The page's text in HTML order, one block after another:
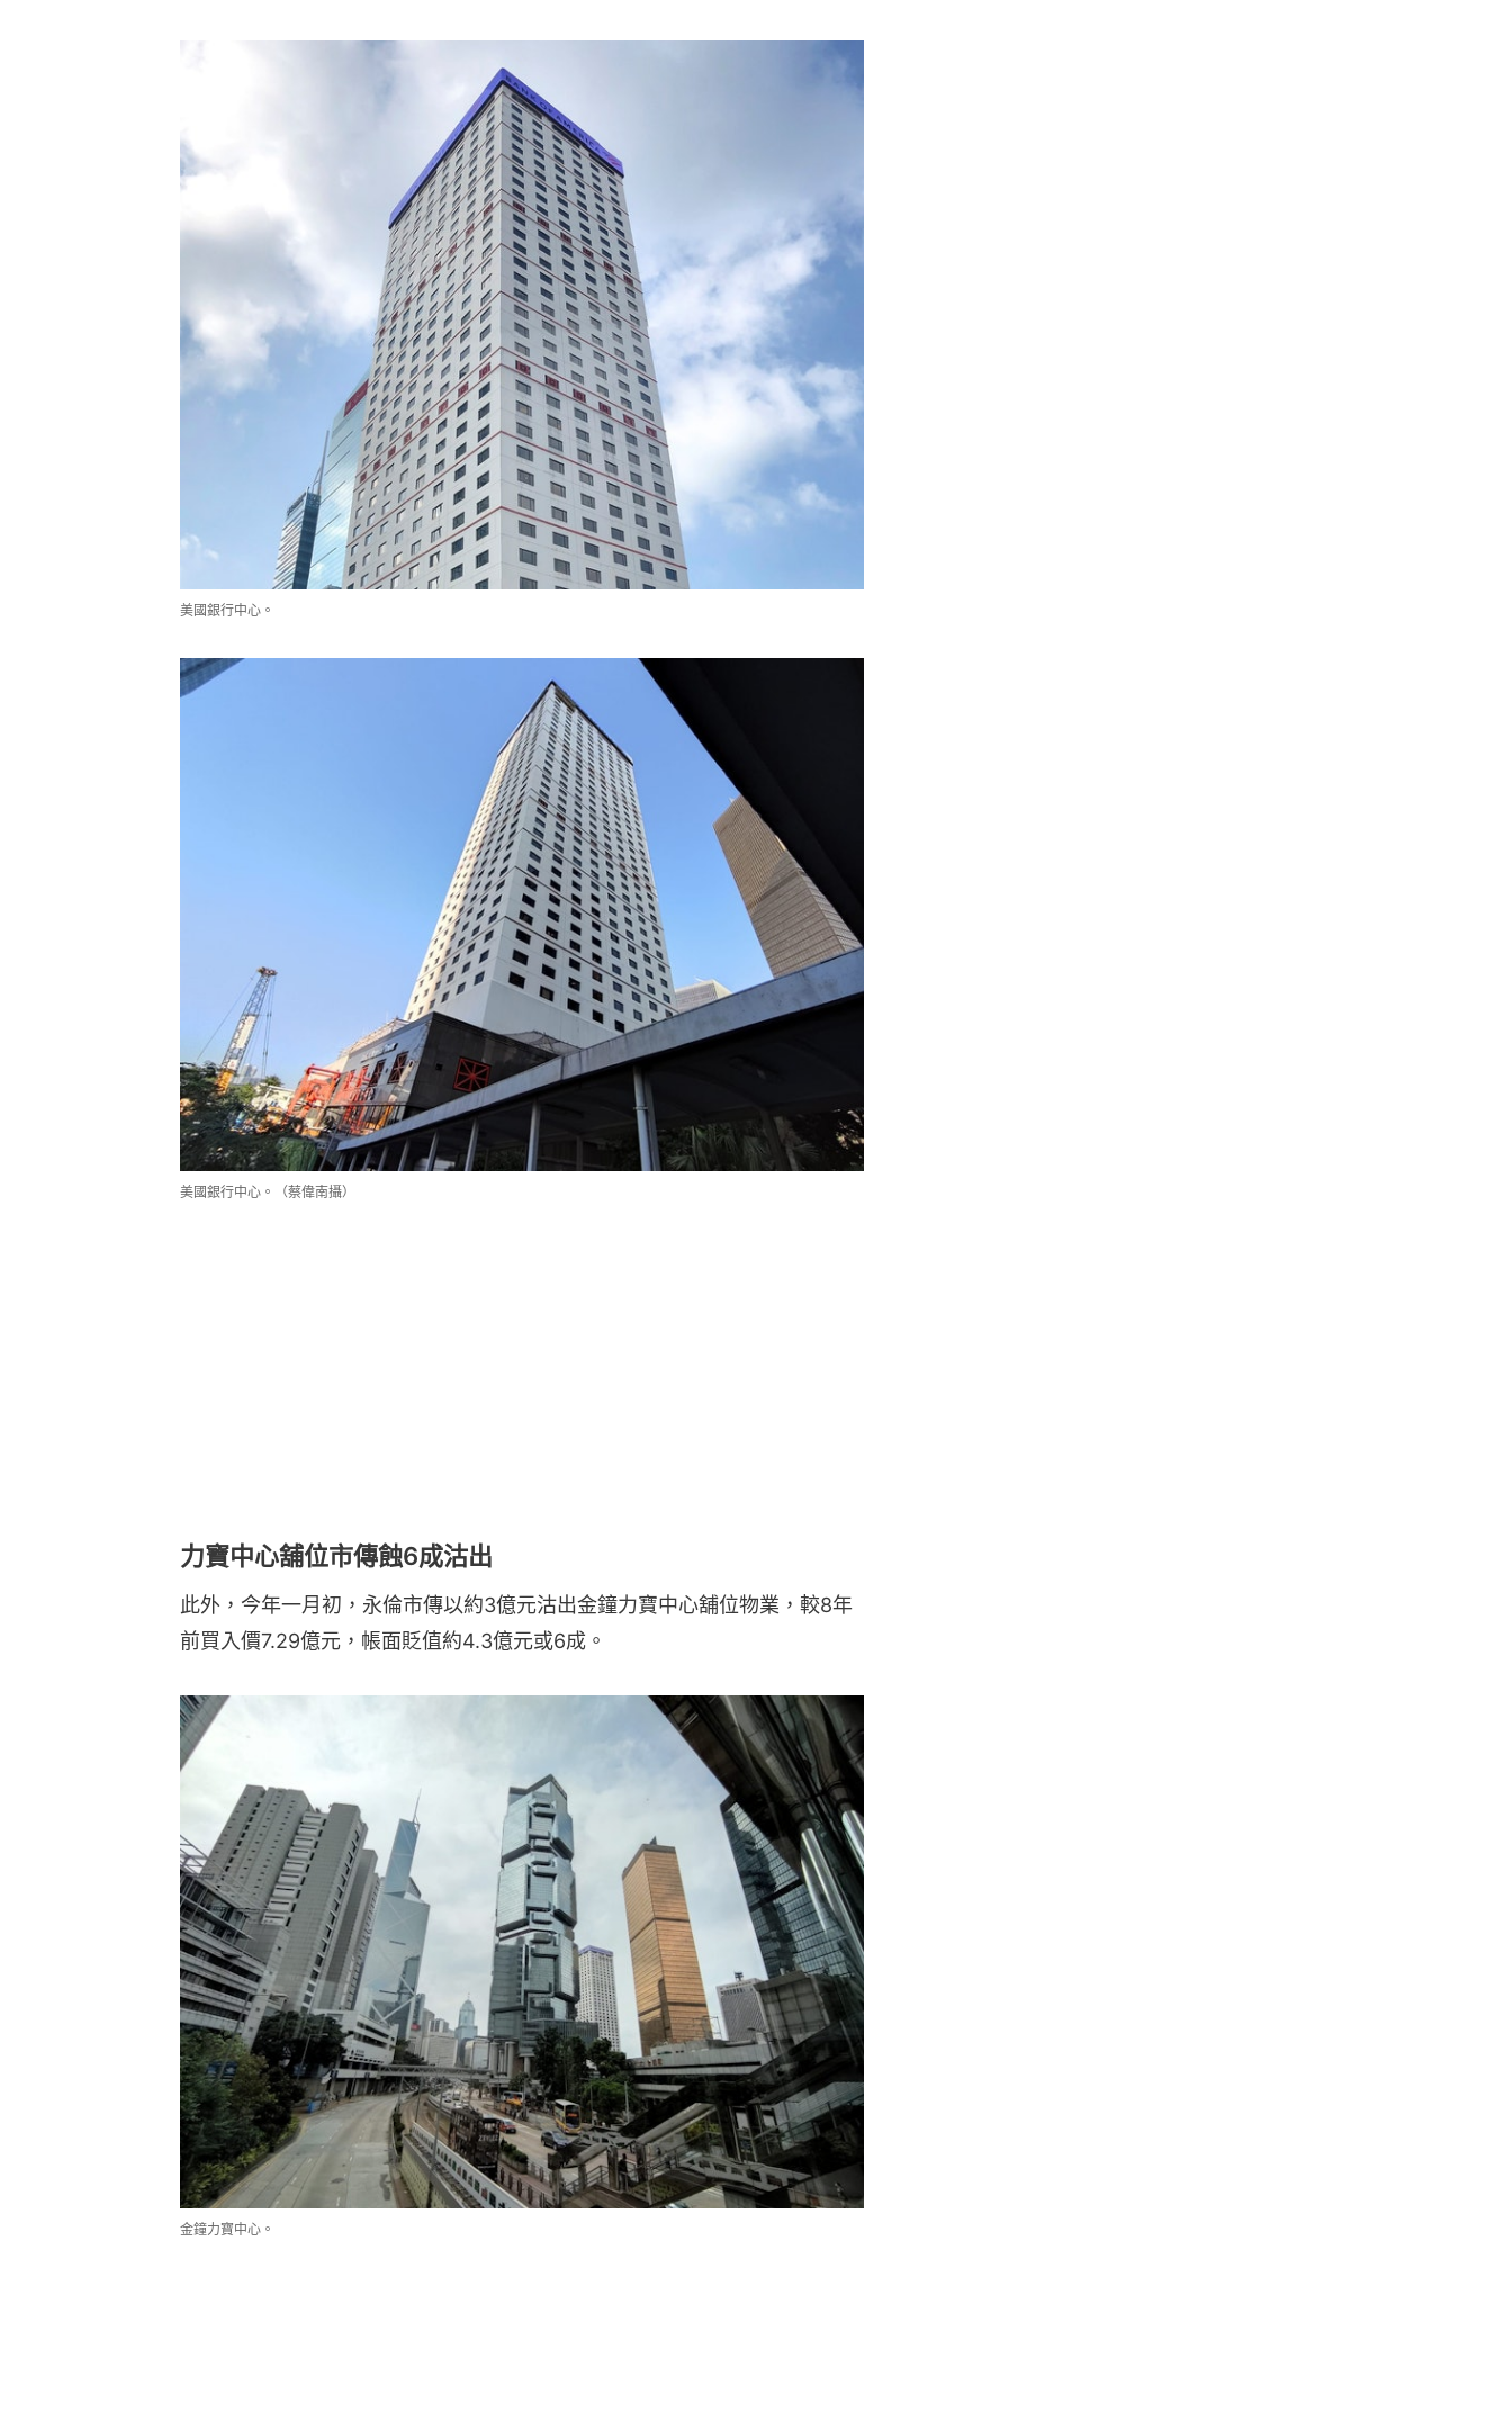
美國銀行中心。
美國銀行中心。（蔡偉南攝）
力寶中心舖位市傳蝕6成沽出
此外，今年一月初，永倫市傳以約3億元沽出金鐘力寶中心舖位物業，較8年
前買入價7.29億元，帳面貶值約4.3億元或6成。
金鐘力寶中心。